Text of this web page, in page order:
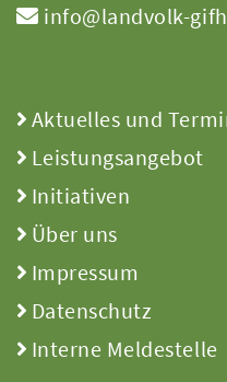
info@landvolk-
Aktuelles und
Leistungsangebot
Initiativen
Über uns
Impressum
Datenschutz
Interne Meldestelle